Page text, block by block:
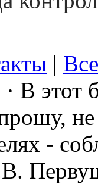
|
В этот
-